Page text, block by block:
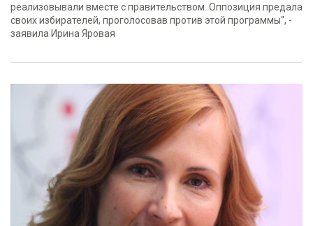
реализовывали вместе с правительством. Оппозиция предала
своих избирателей, проголосовав против этой программы", -
заявила Ирина Яровая